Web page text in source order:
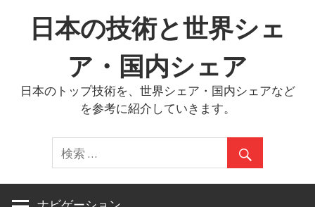
日本の技術と世界シェ
ア・国内シェア
日本のトップ技術を、世界シェア・国内シェアなど
を参考に紹介していきます。